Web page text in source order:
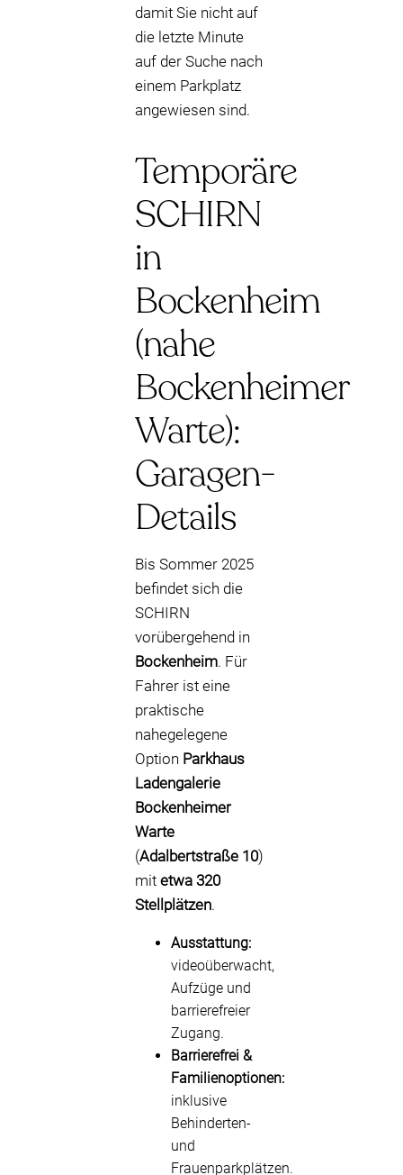
damit Sie nicht auf
die letzte Minute
auf der Suche nach
einem Parkplatz
angewiesen sind.
Temporäre
SCHIRN
in
Bockenheim
(nahe
Bockenheimer
Warte):
Garagen-
Details
Bis Sommer 2025
befindet sich die
SCHIRN
vorübergehend in
Bockenheim. Für
Fahrer ist eine
praktische
nahegelegene
Option Parkhaus
Ladengalerie
Bockenheimer
Warte
(Adalbertstraße 10)
mit etwa 320
Stellplätzen.
Ausstattung:
videoüberwacht,
Aufzüge und
barrierefreier
Zugang.
Barrierefrei &
Familienoptionen:
inklusive
Behinderten-
und
Frauenparkplätzen.